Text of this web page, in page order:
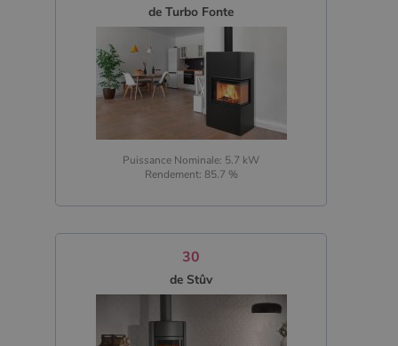
de Turbo Fonte
Puissance Nominale: 5.7 kW
Rendement: 85.7 %
30
de Stûv